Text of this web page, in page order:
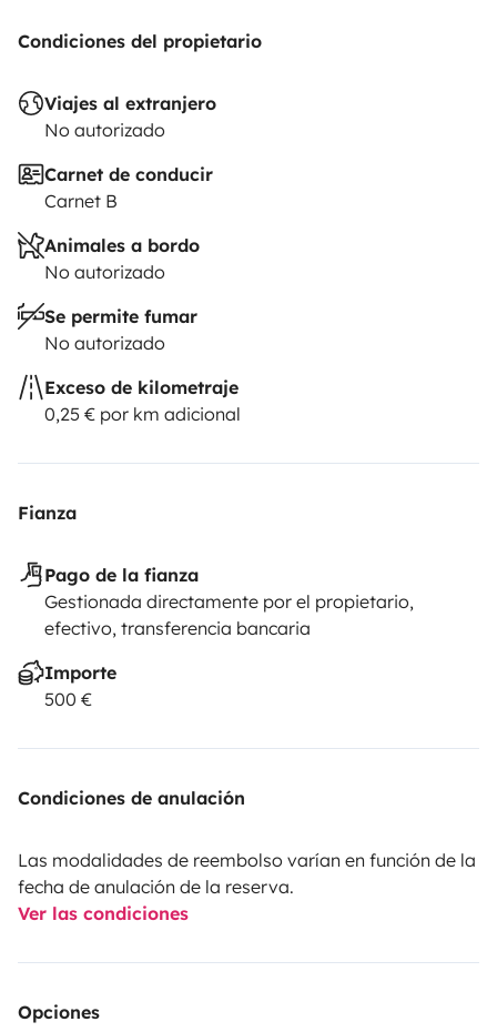
Condiciones del propietario
Viajes al extranjero
No autorizado
Carnet de conducir
Carnet B
Animales a bordo
No autorizado
Se permite fumar
No autorizado
Exceso de kilometraje
0,25 € por km adicional
Fianza
Pago de la fianza
Gestionada directamente por el propietario,
efectivo, transferencia bancaria
Importe
500 €
Condiciones de anulación
Las modalidades de reembolso varían en función de la
fecha de anulación de la reserva.
Ver las condiciones
Opciones